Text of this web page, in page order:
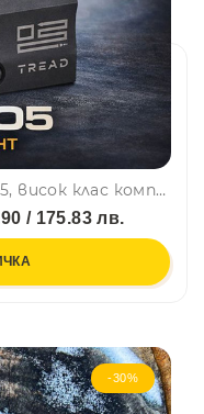
Бързомер SIG SAUER ROMEO-5, висок клас компактен точков прицел, x1 - без приближение
/ 175.83 лв.
-30%